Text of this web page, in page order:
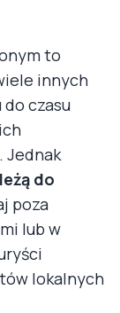
to
innych
czasu
Jednak
do
poza
lub w
lokalnych